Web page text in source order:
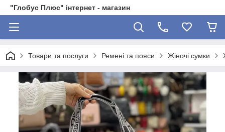
"Глобус Плюс" інтернет - магазин
Товари та послуги Ремені та пояси Жіночі сумки